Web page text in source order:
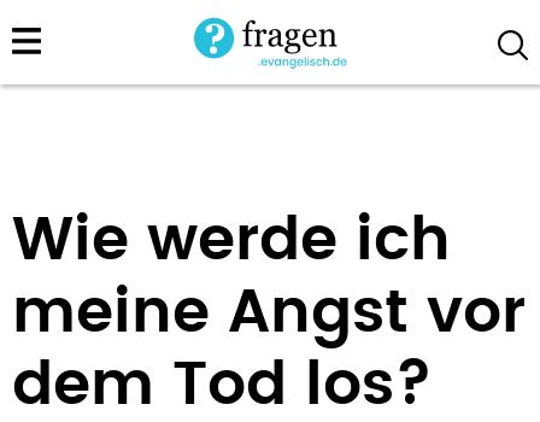
Direkt
zum
Wie werde ich
meine Angst vor
dem Tod los?